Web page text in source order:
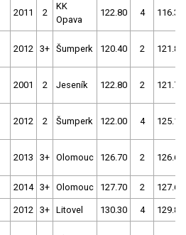
2011 2
KK
Opava
122.80 4 116.30
2012 3+ Šumperk 120.40 2 121.80
2001 2 Jeseník 122.80 2 121.70
2012 2 Šumperk 122.00 4 125.10
2013 3+ Olomouc 126.70 2 126.60
2014 3+ Olomouc 127.70 2 127.60
2012 3+ Litovel 130.30 4 129.80